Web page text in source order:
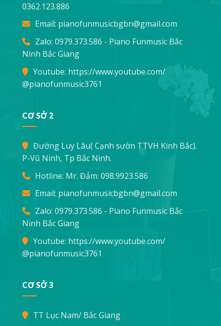
0362.123.886
Email: pianofunmusicbgbn@gmail.com
Zalo: 0979.373.586 - Piano Funmusic Bắc
Ninh Bắc Giang
Youtube: https://www.youtube.com/
@pianofunmusic3761
CƠ SỞ 2
Đường Luy Lâu( Cạnh sườn TTVH Kinh Bắc).
P-Vũ Ninh, Tp Bắc Ninh.
Hotline: Mr. Đảm: 098.9923.586
Email: pianofunmusicbgbn@gmail.com
Zalo: 0979.373.586 - Piano Funmusic Bắc
Ninh Bắc Giang
Youtube: https://www.youtube.com/
@pianofunmusic3761
CƠ SỞ 3
TT Lục Nam/ Bắc Giang